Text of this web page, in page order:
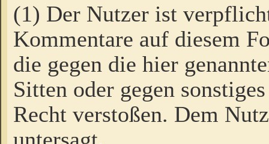
(1) Der Nutzer ist
Kommentare auf diesem
die gegen die hier
Sitten oder gegen
Recht verstoßen. Dem